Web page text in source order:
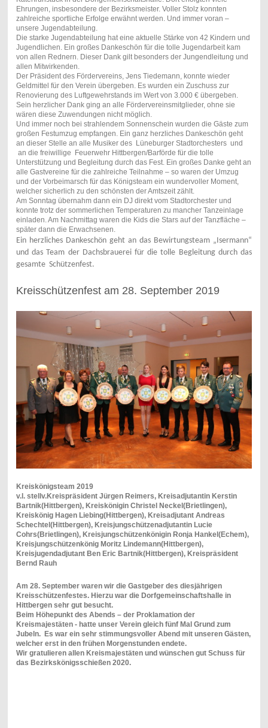
Ehrungen, insbesondere der Bezirksmeister. Voller Stolz konnten
zahlreiche sportliche Erfolge erwähnt werden. Und immer voran –
unsere Jugendabteilung.
Die starke Jugendabteilung hat eine aktuelle Stärke von 42 Kindern und
Jugendlichen. Ein großes Dankeschön für die tolle Jugendarbeit kam
von allen Rednern. Dieser Dank gilt besonders der Jungendleitung und
allen Mitwirkenden.
Der Präsident des Fördervereins, Jens Tiedemann, konnte wieder
Geldmittel für den Verein übergeben. Es wurden ein Zuschuss zur
Renovierung des Luftgewehrstands im Wert von 3.000 € übergeben.
Sein herzlicher Dank ging an alle Fördervereinsmitglieder, ohne sie
wären diese Zuwendungen nicht möglich.
Und immer noch bei strahlendem Sonnenschein wurden die Gäste zum
großen Festumzug empfangen. Ein ganz herzliches Dankeschön geht
an dieser Stelle an alle Musiker des Lüneburger Stadtorchesters und
an die freiwillige Feuerwehr Hittbergen/Barförde für die tolle
Unterstützung und Begleitung durch das Fest. Ein großes Danke geht an
alle Gastvereine für die zahlreiche Teilnahme – so waren der Umzug
und der Vorbeimarsch für das Königsteam ein wundervoller Moment,
welcher sicherlich zu den schönsten der Amtszeit zählt.
Am Sonntag übernahm dann ein DJ direkt vom Stadtorchester und
konnte trotz der sommerlichen Temperaturen zu mancher Tanzeinlage
einladen. Am Nachmittag waren die Kids die Stars auf der Tanzfläche –
später dann die Erwachsenen.
Ein herzliches Dankeschön geht an das Bewirtungsteam „Isermann“
und das Team der Dachsbrauerei für die tolle Begleitung durch das
gesamte Schützenfest.
Kreisschützenfest am 28. September 2019
Kreiskönigsteam 2019
v.l. stellv.Kreispräsident Jürgen Reimers, Kreisadjutantin Kerstin
Bartnik(Hittbergen), Kreiskönigin Christel Neckel(Brietlingen),
Kreiskönig Hagen Liebing(Hittbergen), Kreisadjutant Andreas
Schechtel(Hittbergen), Kreisjungschützenadjutantin Lucie
Cohrs(Brietlingen), Kreisjungschützenkönigin Ronja Hankel(Echem),
Kreisjungschützenkönig Moritz Lindemann(Hittbergen),
Kreisjugendadjutant Ben Eric Bartnik(Hittbergen), Kreispräsident
Bernd Rauh
Am 28. September waren wir die Gastgeber des diesjährigen
Kreisschützenfestes. Hierzu war die Dorfgemeinschaftshalle in
Hittbergen sehr gut besucht.
Beim Höhepunkt des Abends – der Proklamation der
Kreismajestäten - hatte unser Verein gleich fünf Mal Grund zum
Jubeln. Es war ein sehr stimmungsvoller Abend mit unseren Gästen,
welcher erst in den frühen Morgenstunden endete.
Wir gratulieren allen Kreismajestäten und wünschen gut Schuss für
das Bezirkskönigsschießen 2020.